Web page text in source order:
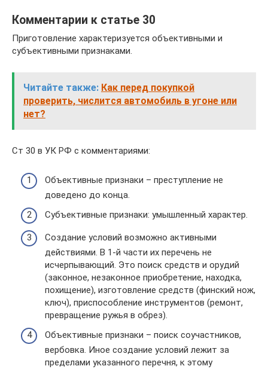
Комментарии к статье 30
Приготовление характеризуется объективными и
субъективными признаками.
Читайте также: Как перед покупкой
проверить, числится автомобиль в угоне или
нет?
Ст 30 в УК РФ с комментариями:
Объективные признаки – преступление не
доведено до конца.
Субъективные признаки: умышленный характер.
Создание условий возможно активными
действиями. В 1-й части их перечень не
исчерпывающий. Это поиск средств и орудий
(законное, незаконное приобретение, находка,
похищение), изготовление средств (финский нож,
ключ), приспособление инструментов (ремонт,
превращение ружья в обрез).
Объективные признаки – поиск соучастников,
вербовка. Иное создание условий лежит за
пределами указанного перечня, к этому